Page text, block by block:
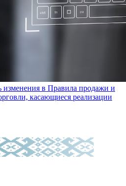
изменения в Правила продажи и
касающиеся реализации